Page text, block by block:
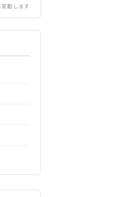
動します